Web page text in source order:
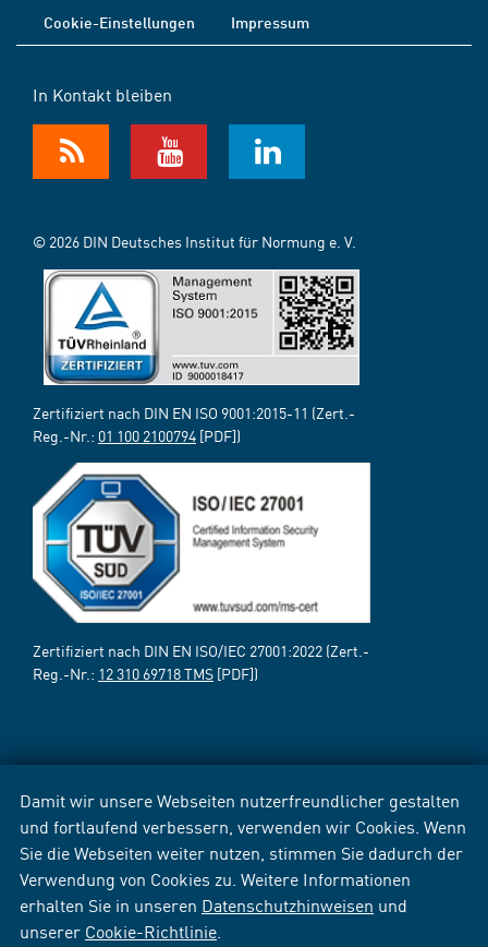
Damit wir unsere Webseiten nutzerfreundlicher gestalten
und fortlaufend verbessern, verwenden wir Cookies. Wenn
Sie die Webseiten weiter nutzen, stimmen Sie dadurch der
Verwendung von Cookies zu. Weitere Informationen
erhalten Sie in unseren Datenschutzhinweisen und
unserer Cookie-Richtlinie
Cookie-Einstellungen
Impressum
In Kontakt bleiben
© 2026 DIN Deutsches Institut für Normung e. V.
Zertifiziert nach DIN EN ISO 9001:2015-11 (Zert.-
Reg.-Nr.: 01 100 2100794 [PDF])
Zertifiziert nach DIN EN ISO/IEC 27001:2022 (Zert.-
Reg.-Nr.: 12 310 69718 TMS [PDF])